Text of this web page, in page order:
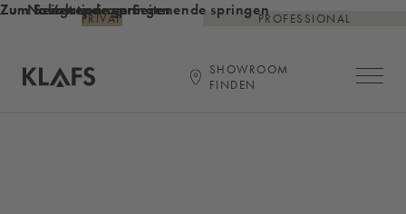
Zum Inhalt springen
Zum Seitenende springen
Zur Navigation am Seitenende springen
PRIVAT PROFESSIONAL
SHOWROOM
FINDEN